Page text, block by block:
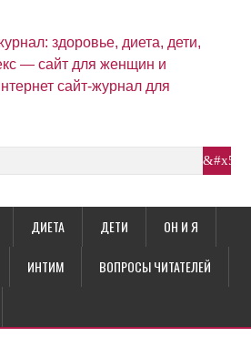
ДИЕТА ДЕТИ ОН И Я
ИНТИМ ВОПРОСЫ ЧИТАТЕЛЕЙ